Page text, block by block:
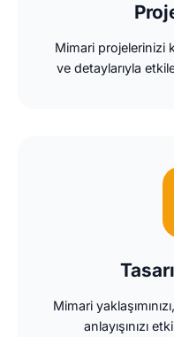
Mimari projelerinizi
ve detaylarıyla
Mimari
anlayışınızı